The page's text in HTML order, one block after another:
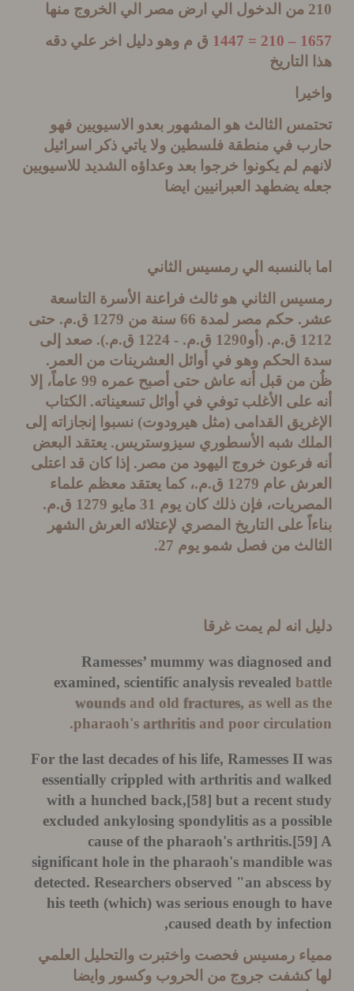
من الدخول الي ارض مصر الي الخروج منها
ق م وهو دليل اخر علي دقه
الثالث هو المشهور بعدو الاسيويين فهو
في منطقة فلسطين ولا ياتي ذكر اسرائيل
لم يكونوا خرجوا بعد وعداؤه الشديد للاسيويين
يضطهد العبرانيين ايضا
بالنسبه الي رمسيس الثاني
الثاني هو ثالث فراعنة الأسرة التاسعة
حكم مصر لمدة66 سنة من1279 ق.م.حتى
ق.م. ( أو1290 ق.م. - 1224 ق.م.). صعد إلى
الحكم وهو في أوائل العشرينات من العمر.
قبل أنه عاش حتى أصبح عمره99 عاماً، إلا
على الأغلب توفي في أوائل تسعيناته.الكتاب
القدامى(مثل هيرودوت)نسبوا إنجازاته إلى
شبه الأسطوري سيزوستريس.يعتقد البعض
فرعون خروج اليهود من مصر.إذا كان قد اعتلى
عام1279 ق.م.، كما يعتقد معظم علماء
فإن ذلك كان يوم31 مايو1279 ق.م.
على التاريخ المصري لإعتلائه العرش الشهر
من فصل شمو يوم27
.
انه لم يمت غرقا
Ramesses’ mummy was diagnosed
examined, scientific analysis revealed
woundsand oldfractures, as well
pharaoh'sarthritisand poor
For the last decades of his life, Ramesses II
essentially crippled with arthritis and
with a hunched back,[58] but a recent
excluded ankylosing spondylitis as a
cause of the pharaoh's
significant hole in the pharaoh's mandible
detected. Researchers observed "an
his teeth (which) was serious enough to
caused death by
رمسيس فحصت واختبرت والتحليل العلمي
كشفت جروج من الحروب وكسور وايضا